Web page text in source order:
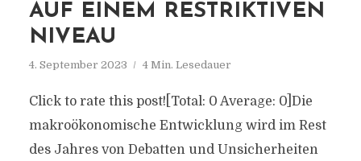
AUF EINEM RESTRIKTIVEN
NIVEAU
4. September 2023 4 Min. Lesedauer
Click to rate this post![Total: 0 Average: 0]Die
makroökonomische Entwicklung wird im Rest
des Jahres von Debatten und Unsicherheiten